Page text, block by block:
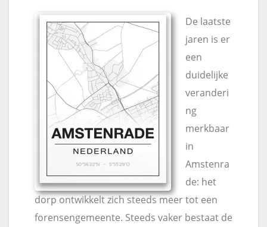
De laatste
jaren is er
een
duidelijke
veranderi
ng
merkbaar
in
Amstenra
de: het
dorp ontwikkelt zich steeds meer tot een
forensengemeente. Steeds vaker bestaat de